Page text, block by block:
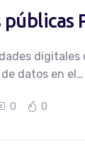
datos en el…
0 0